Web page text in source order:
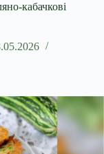
кабачкові